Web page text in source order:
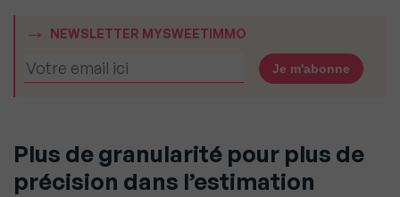
NEWSLETTER MYSWEETIMMO
Plus de granularité pour plus de
précision dans l’estimation